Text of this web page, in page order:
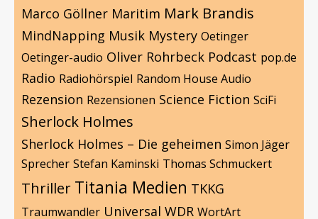
Marco Göllner Maritim Mark Brandis
MindNapping Musik Mystery Oetinger
Oetinger-audio Oliver Rohrbeck Podcast pop.de
Radio Radiohörspiel Random House Audio
Rezension Rezensionen Science Fiction SciFi
Sherlock Holmes
Sherlock Holmes – Die geheimen Simon Jäger
Sprecher Stefan Kaminski Thomas Schmuckert
Thriller Titania Medien TKKG
Traumwandler Universal WDR WortArt